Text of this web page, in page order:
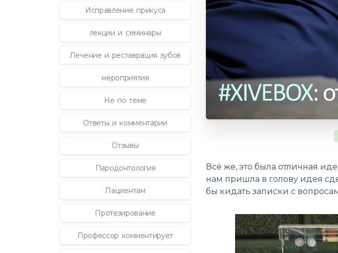
Исправление прикуса
лекции и семинары
Лечение и реставрация зубов
мероприятия
Не по теме
Ответы и комментарии
Отзывы
Пародонтология
Пациентам
Протезирование
Профессор комментирует
Всё же, это была отличная
нам пришла в голову идея
бы кидать записки с